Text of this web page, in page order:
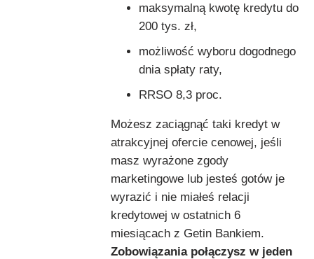
maksymalną kwotę kredytu do
200 tys. zł,
możliwość wyboru dogodnego
dnia spłaty raty,
RRSO 8,3 proc.
Możesz zaciągnąć taki kredyt w
atrakcyjnej ofercie cenowej, jeśli
masz wyrażone zgody
marketingowe lub jesteś gotów je
wyrazić i nie miałeś relacji
kredytowej w ostatnich 6
miesiącach z Getin Bankiem.
Zobowiązania połączysz w jeden